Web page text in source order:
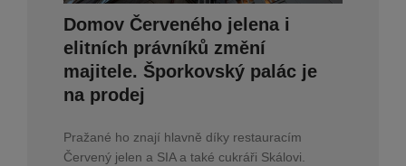
Domov Červeného jelena i
elitních právníků změní
majitele. Šporkovský palác je
na prodej
Pražané ho znají hlavně díky restauracím
Červený jelen a SIA a také cukráři Skálovi.